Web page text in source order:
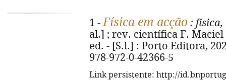
1 -Física em acção : física,
al.] ; rev. científica F. Maciel
ed. - [S.l.] : Porto Editora,
978-972-0-42366-5
Link persistente: http://